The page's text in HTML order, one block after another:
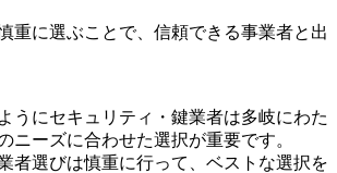
重に選ぶことで、信頼できる事業者と出
うにセキュリティ・鍵業者は多岐にわた
ニーズに合わせた選択が重要です。
者選びは慎重に行って、ベストな選択を